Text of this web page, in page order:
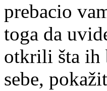
prebacio
toga da
otkrili šta ih
sebe,